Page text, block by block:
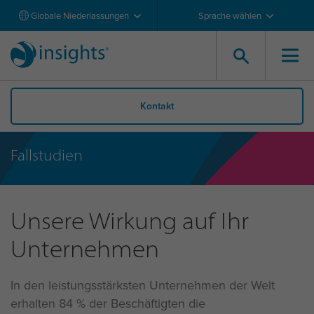
Globale Niederlassungen Sprache wählen
Kontakt
Fallstudien
Unsere Wirkung auf Ihr
Unternehmen
In den leistungsstärksten Unternehmen der Welt
erhalten 84 % der Beschäftigten die